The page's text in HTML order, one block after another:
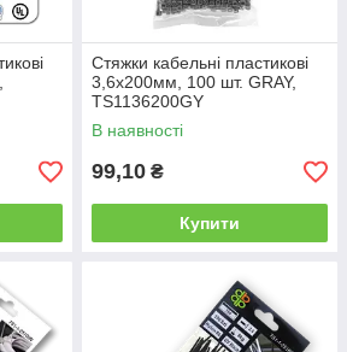
Стяжки кабельні пластикові
3,6x200мм, 100 шт. GRAY,
TS1136200GY
В наявності
99,10 ₴
Купити